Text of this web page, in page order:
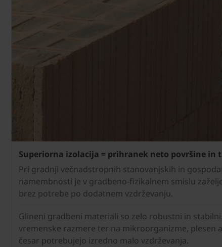
Superiorna izolacija = prihranek neto površine in
Pri gradnji večnadstropnih stanovanjskih in
namembnosti je v gradbeno-fizikalnem smislu
brez potrebe po dodatnem vzdrževanju.
Glineni gradbeni materiali so zelo robustni in
vremenske razmere ter na mikroorganizme, plesen
česar potrebujejo izredno malo vzdrževanja.